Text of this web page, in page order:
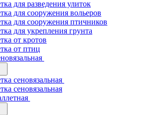
для разведения улиток
для сооружения вольеров
для сооружения птичников
для укрепления грунта
от кротов
от птиц
сеновязальная
сеновязальная